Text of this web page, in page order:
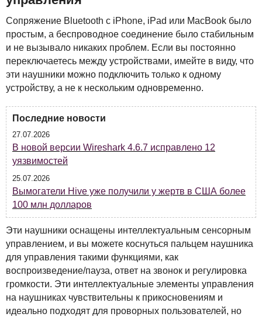
Сопряжение Bluetooth с iPhone, iPad или MacBook было
простым, а беспроводное соединение было стабильным
и не вызывало никаких проблем. Если вы постоянно
переключаетесь между устройствами, имейте в виду, что
эти наушники можно подключить только к одному
устройству, а не к нескольким одновременно.
Последние новости
27.07.2026
В новой версии Wireshark 4.6.7 исправлено 12
уязвимостей
25.07.2026
Вымогатели Hive уже получили у жертв в США более
100 млн долларов
Эти наушники оснащены интеллектуальным сенсорным
управлением, и вы можете коснуться пальцем наушника
для управления такими функциями, как
воспроизведение/пауза, ответ на звонок и регулировка
громкости. Эти интеллектуальные элементы управления
на наушниках чувствительны к прикосновениям и
идеально подходят для проворных пользователей, но